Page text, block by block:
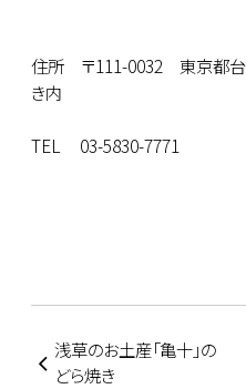
住所 〒111-0032 東京都
き内
TEL 03-5830-7771
浅草のお土産「亀十」の
どら焼き